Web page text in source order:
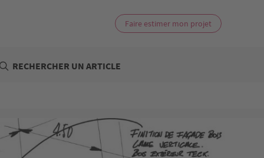
Faire estimer mon projet
RECHERCHER UN ARTICLE